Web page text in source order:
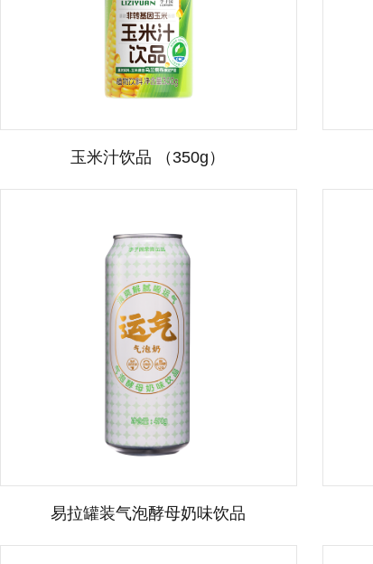
玉米汁饮品 （350g）
易拉罐装气泡酵母奶味饮品